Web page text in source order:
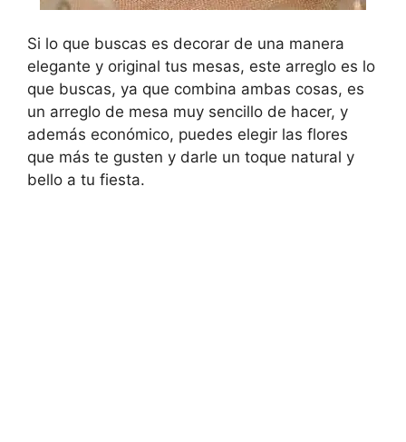
Si lo que buscas es decorar de una manera
elegante y original tus mesas, este arreglo es lo
que buscas, ya que combina ambas cosas, es
un arreglo de mesa muy sencillo de hacer, y
además económico, puedes elegir las flores
que más te gusten y darle un toque natural y
bello a tu fiesta.